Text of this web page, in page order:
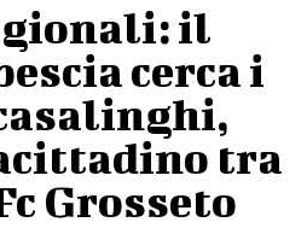
il
cerca i
tra
Grosseto